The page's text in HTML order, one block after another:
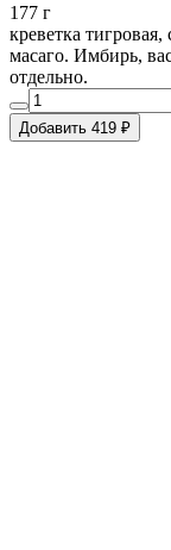
177 г
креветка
масаго. Имбирь,
отдельно.
Добавить 419 ₽